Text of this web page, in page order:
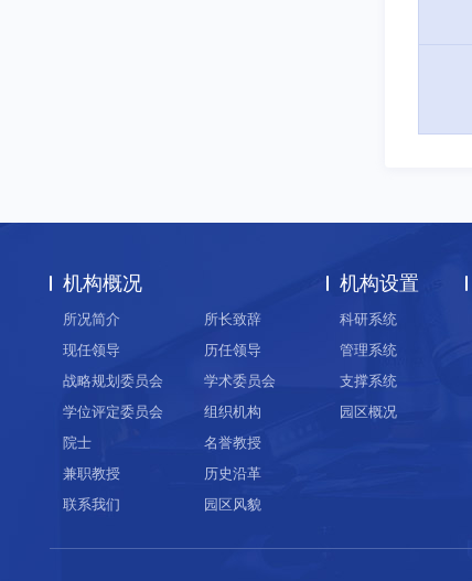
机构概况
所况简介
所长致辞
现任领导
历任领导
战略规划委员会
学术委员会
学位评定委员会
组织机构
院士
名誉教授
兼职教授
历史沿革
联系我们
园区风貌
机构设置
科研系统
管理系统
支撑系统
园区概况